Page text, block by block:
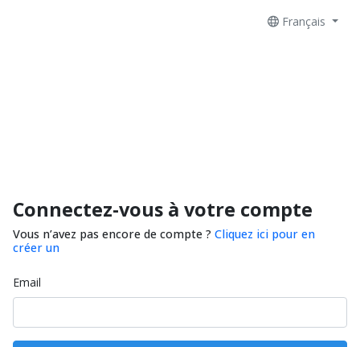
Français
Connectez-vous à votre compte
Vous n’avez pas encore de compte ? Cliquez ici pour en
créer un
Email